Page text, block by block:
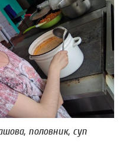
половник, суп